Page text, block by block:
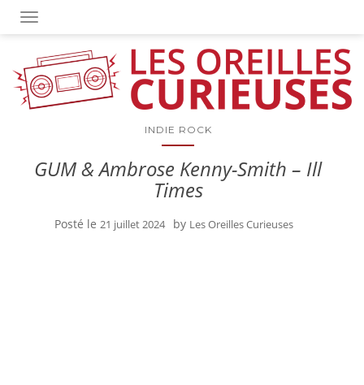
OUVRIR/FERMER LA NAVIGATION
INDIE ROCK
GUM & Ambrose Kenny-Smith – Ill
Times
Posté le 21 juillet 2024 by Les Oreilles Curieuses